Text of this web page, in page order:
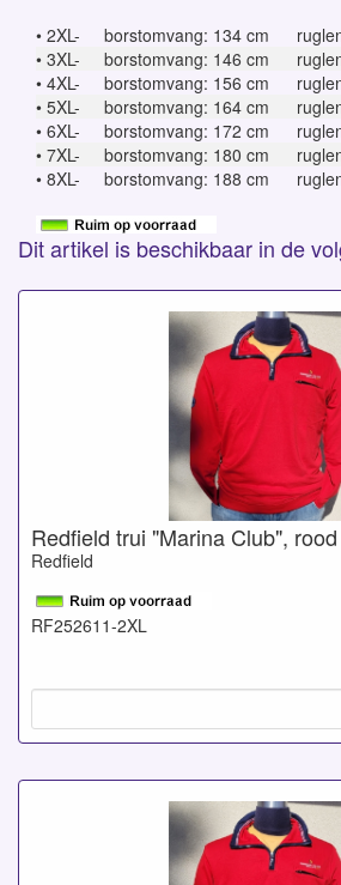
• 2XL-
borstomvang: 134 cm
• 3XL-
borstomvang: 146 cm
• 4XL-
borstomvang: 156 cm
• 5XL-
borstomvang: 164 cm
• 6XL-
borstomvang: 172 cm
• 7XL-
borstomvang: 180 cm
• 8XL-
borstomvang: 188 cm
Dit artikel is beschikbaar in de
Redfield trui "Marina Club",
Redfield
RF252611-2XL